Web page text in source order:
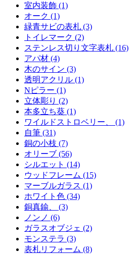
室内装飾 (1)
オーク (1)
緑青サビの表札 (3)
トイレマーク (2)
ステンレス切り文字表札 (16)
アパ材 (4)
木のサイン (3)
透明アクリル (1)
Nピラー (1)
立体彫り (2)
本多立ち葵 (1)
ワイルドストロベリー、 (1)
自筆 (31)
銅の小枝 (7)
オリーブ (56)
シルエット (14)
ウッドフレーム (15)
マーブルガラス (1)
ホワイト色 (34)
銅真鍮、 (3)
ノンノ (6)
ガラスオブジェ (2)
モンステラ (3)
表札リフォーム (8)